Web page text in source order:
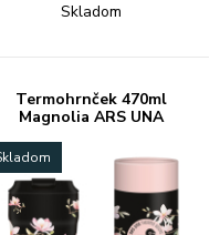
Skladom
Termohrnček 470ml
Magnolia ARS UNA